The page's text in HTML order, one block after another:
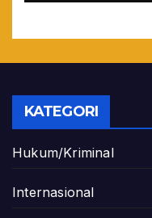
KATEGORI
Hukum/Kriminal
Internasional